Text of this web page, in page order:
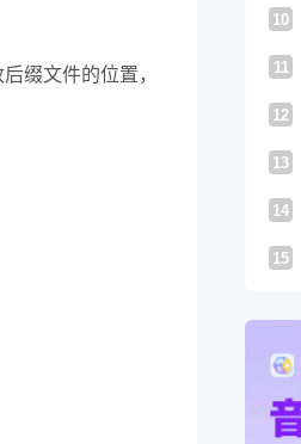
缀文件的位置，
10
11
12
13
14
15